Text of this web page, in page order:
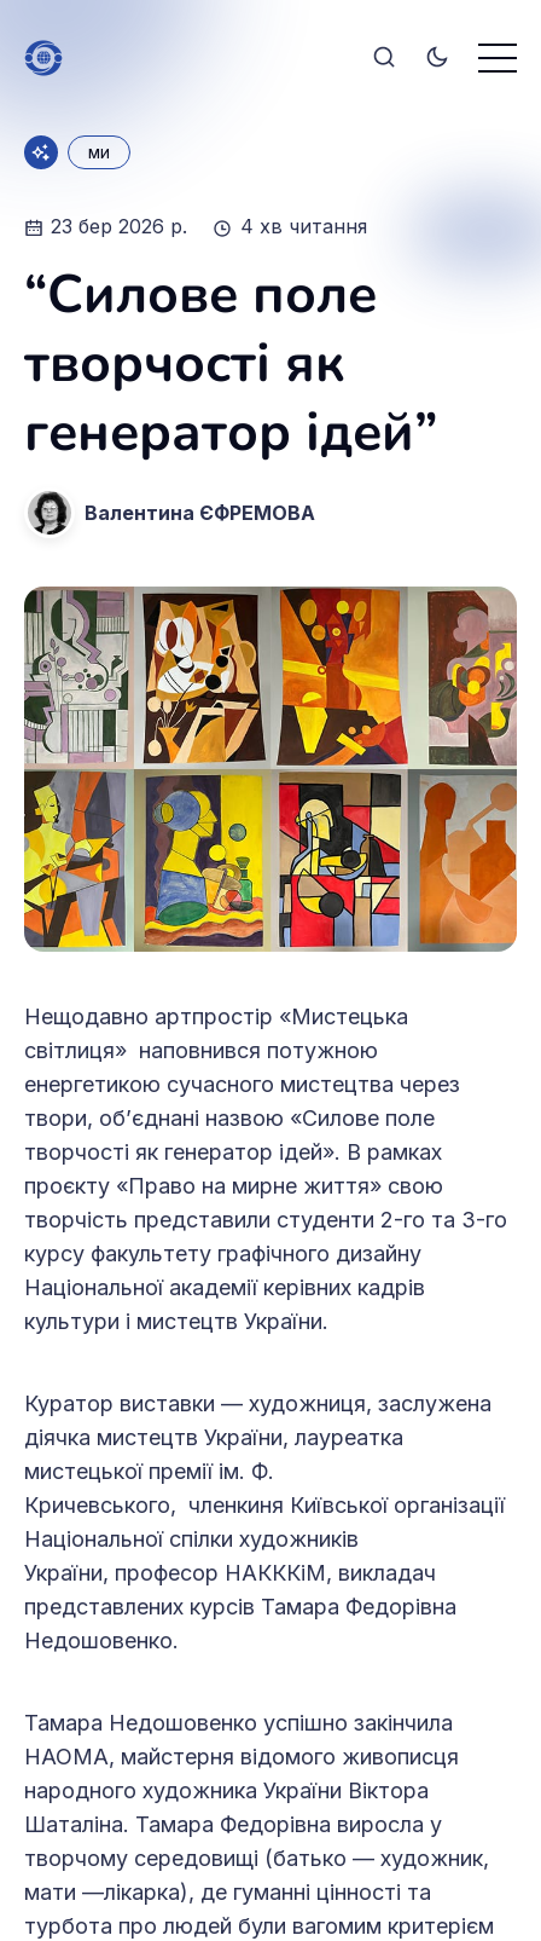
ми
23 бер 2026 р. 4 хв читання
“Силове поле
творчості як
генератор ідей”
Валентина ЄФРЕМОВА
Нещодавно артпростір «Мистецька
світлиця» наповнився потужною
енергетикою сучасного мистецтва через
твори, об’єднані назвою «Силове поле
творчості як генератор ідей». В рамках
проєкту «Право на мирне життя» свою
творчість представили студенти 2-го та 3-го
курсу факультету графічного дизайну
Національної академії керівних кадрів
культури і мистецтв України.
Куратор виставки — художниця, заслужена
діячка мистецтв України, лауреатка
мистецької премії ім. Ф.
Кричевського, членкиня Київської організації
Національної спілки художників
України, професор НАКККіМ, викладач
представлених курсів Тамара Федорівна
Недошовенко.
Тамара Недошовенко успішно закінчила
НАОМА, майстерня відомого живописця
народного художника України Віктора
Шаталіна. Тамара Федорівна виросла у
творчому середовищі (батько — художник,
мати —лікарка), де гуманні цінності та
турбота про людей були вагомим критерієм